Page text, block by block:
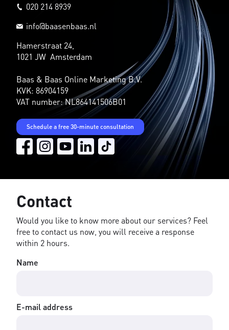
020 214 8939
info@baasenbaas.nl
Hamerstraat 24,
1021 JW Amsterdam
Baas & Baas Online Marketing B.V.
KVK: 86904159
VAT number: NL864141506B01
Schedule a free 30-minute consultation
Contact
Would you like to know more about our services? Feel
free to contact us now, you will receive a response
within 2 hours.
Name
E-mail address